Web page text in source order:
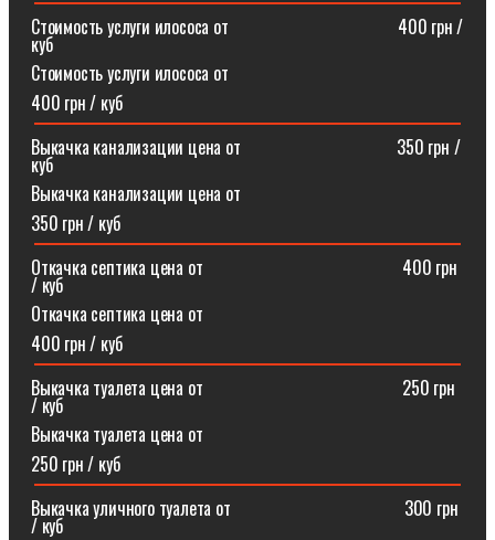
Стоимость услуги илососа от⠀⠀⠀⠀⠀⠀⠀⠀⠀⠀⠀⠀⠀400 грн /
куб
Стоимость услуги илососа от
400 грн / куб
Выкачка канализации цена от⠀⠀⠀⠀⠀⠀⠀⠀⠀⠀⠀⠀350 грн /
куб
Выкачка канализации цена от
350 грн / куб
Откачка септика цена от ⠀⠀⠀⠀⠀⠀⠀⠀⠀⠀⠀⠀⠀⠀⠀400 грн
/ куб
Откачка септика цена от
400 грн / куб
Выкачка туалета цена от ⠀⠀⠀⠀⠀⠀⠀⠀⠀⠀⠀⠀⠀⠀⠀250 грн
/ куб
Выкачка туалета цена от
250 грн / куб
Выкачка уличного туалета от ⠀⠀⠀⠀⠀⠀⠀⠀⠀⠀⠀⠀⠀300 грн
/ куб